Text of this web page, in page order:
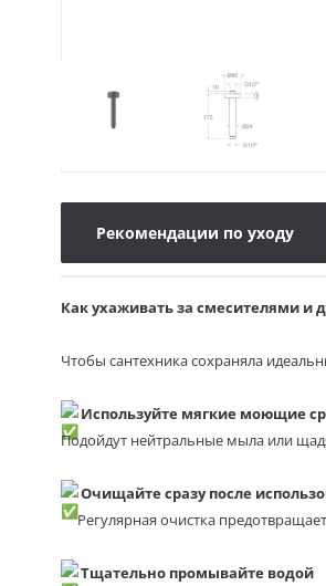
Рекомендации по уходу
Как ухаживать за смесителями
Чтобы сантехника сохраняла
Используйте мягкие моющие
Подойдут нейтральные мыла или
Очищайте сразу после
Регулярная очистка
Тщательно промывайте водой